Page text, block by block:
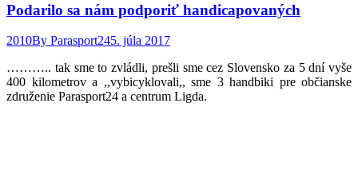
Podarilo sa nám podporiť handicapovaných
2010By Parasport245. júla 2017
……….. tak sme to zvládli, prešli sme cez Slovensko za 5 dní vyše
400 kilometrov a ,,vybicyklovali,, sme 3 handbiki pre občianske
združenie Parasport24 a centrum Ligda.